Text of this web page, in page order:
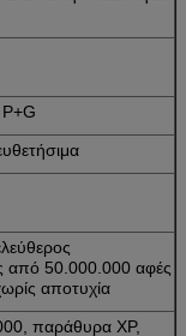
από 50.000.000 αφές
αποτυχία
παράθυρα XP,